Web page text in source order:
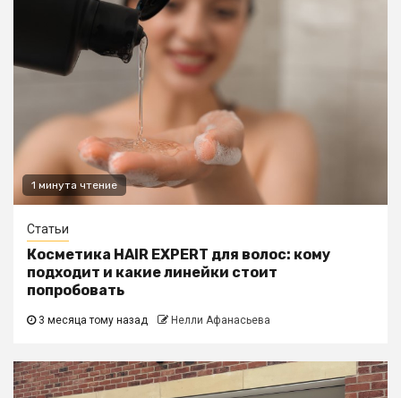
1 минута чтение
Статьи
Косметика HAIR EXPERT для волос: кому
подходит и какие линейки стоит
попробовать
3 месяца тому назад Нелли Афанасьева